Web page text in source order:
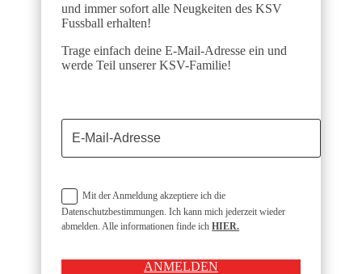
und immer sofort alle Neugkeiten des KSV
Fussball erhalten!
Trage einfach deine E-Mail-Adresse ein und
werde Teil unserer KSV-Familie!
Mit der Anmeldung akzeptiere ich die
Datenschutzbestimmungen. Ich kann mich jederzeit wieder
abmelden. Alle informationen finde ichHIER.
ANMELDEN